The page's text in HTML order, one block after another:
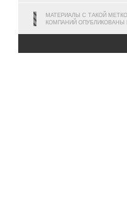
МАТЕРИАЛЫ С ТАКОЙ
КОМПАНИЙ